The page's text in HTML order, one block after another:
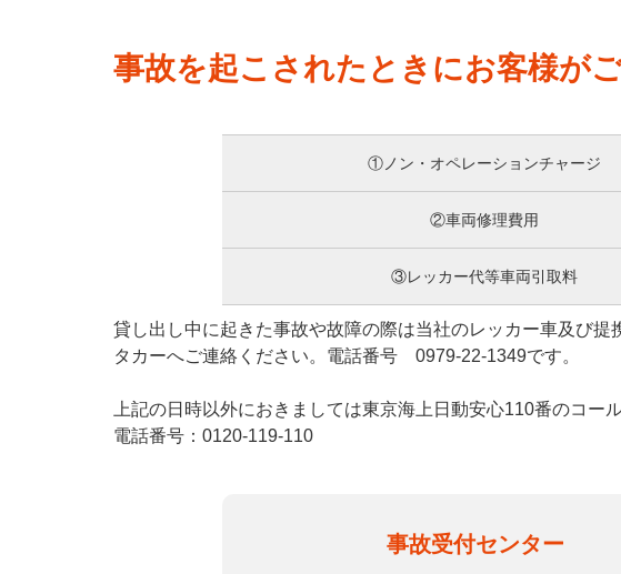
事故を起こされたときにお客様が
①ノン・オペレーションチャージ
②車両修理費用
③レッカー代等車両引取料
貸し出し中に起きた事故や故障の際は当社のレッカー車及び
タカーへご連絡ください。電話番号 0979-22-1349です。
上記の日時以外におきましては東京海上日動安心110番のコ
電話番号：0120-119-110
事故受付センター